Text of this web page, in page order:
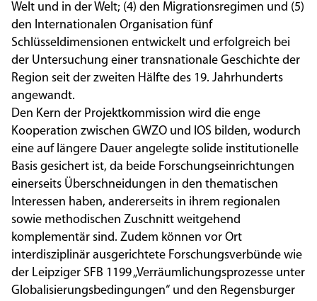
Welt und in der Welt; (4) den Migrationsregimen und (5)
den Internationalen Organisation fünf
Schlüsseldimensionen entwickelt und erfolgreich bei
der Untersuchung einer transnationale Geschichte der
Region seit der zweiten Hälfte des 19. Jahrhunderts
angewandt.
Den Kern der Projektkommission wird die enge
Kooperation zwischen GWZO und IOS bilden, wodurch
eine auf längere Dauer angelegte solide institutionelle
Basis gesichert ist, da beide Forschungseinrichtungen
einerseits Überschneidungen in den thematischen
Interessen haben, andererseits in ihrem regionalen
sowie methodischen Zuschnitt weitgehend
komplementär sind. Zudem können vor Ort
interdisziplinär ausgerichtete Forschungsverbünde wie
der Leipziger SFB 1199 „Verräumlichungsprozesse unter
Globalisierungsbedingungen“ und den Regensburger